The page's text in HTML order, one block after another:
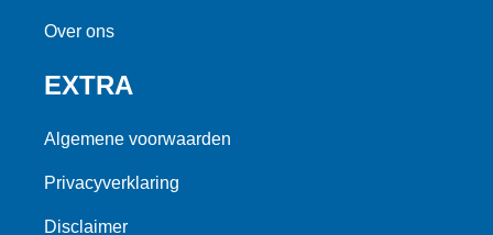
Over ons
EXTRA
Algemene voorwaarden
Privacyverklaring
Disclaimer